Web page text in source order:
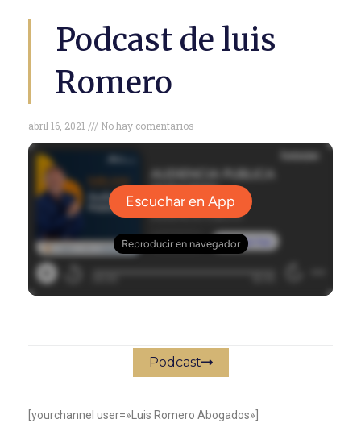
Podcast de luis
Romero
abril 16, 2021 No hay comentarios
Podcast
[yourchannel user=»Luis Romero Abogados»]